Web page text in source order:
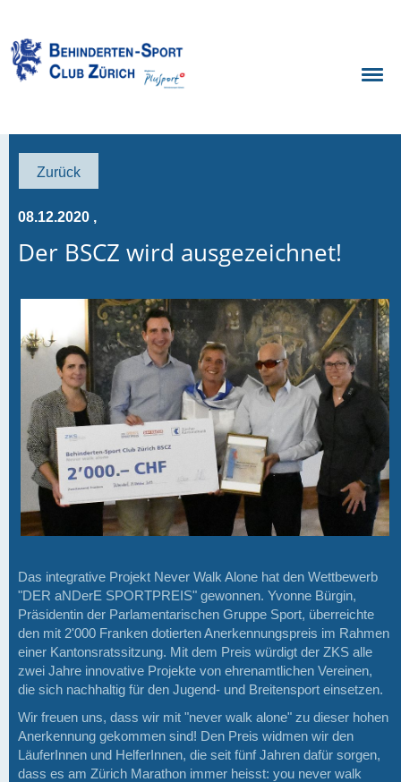
Zurück
08.12.2020 ,
Der BSCZ wird ausgezeichnet!
Das integrative Projekt Never Walk Alone hat den Wettbewerb
"DER aNDerE SPORTPREIS" gewonnen. Yvonne Bürgin,
Präsidentin der Parlamentarischen Gruppe Sport, überreichte
den mit 2'000 Franken dotierten Anerkennungspreis im Rahmen
einer Kantonsratssitzung. Mit dem Preis würdigt der ZKS alle
zwei Jahre innovative Projekte von ehrenamtlichen Vereinen,
die sich nachhaltig für den Jugend- und Breitensport einsetzen.
Wir freuen uns, dass wir mit "never walk alone" zu dieser hohen
Anerkennung gekommen sind! Den Preis widmen wir den
LäuferInnen und HelferInnen, die seit fünf Jahren dafür sorgen,
dass es am Zürich Marathon immer heisst: you never walk